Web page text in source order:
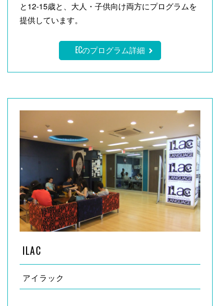
と12-15歳と、大人・子供向け両方にプログラムを
提供しています。
ECのプログラム詳細
ILAC
アイラック